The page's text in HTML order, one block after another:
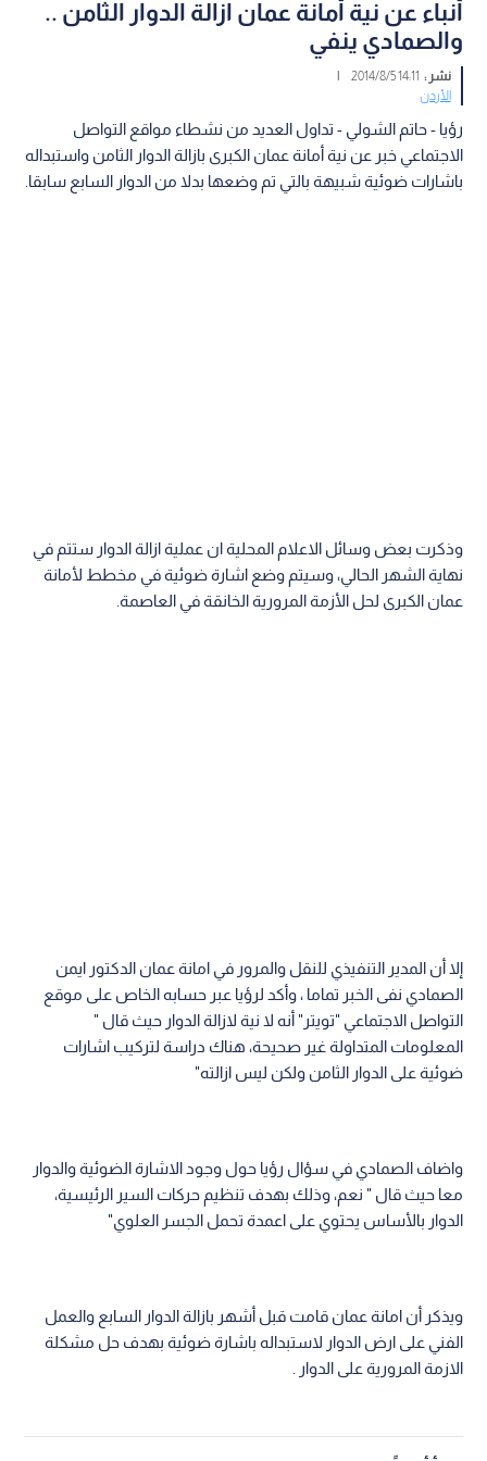
أنباء عن نية أمانة عمان ازالة الدوار الثامن ..
والصمادي ينفي
نشر : 14:11 2014/8/5
|
الأردن
رؤيا - حاتم الشولي - تداول العديد من نشطاء مواقع التواصل
الاجتماعي خبر عن نية أمانة عمان الكبرى بازالة الدوار الثامن واستبداله
باشارات ضوئية شبيهة بالتي تم وضعها بدلا من الدوار السابع سابقا.
وذكرت بعض وسائل الاعلام المحلية ان عملية ازالة الدوار ستتم في
نهاية الشهر الحالي، وسيتم وضع اشارة ضوئية في مخطط لأمانة
عمان الكبرى لحل الأزمة المرورية الخانقة في العاصمة.
إلا أن المدير التنفيذي للنقل والمرور في امانة عمان الدكتور ايمن
الصمادي نفى الخبر تماما ، وأكد لرؤيا عبر حسابه الخاص على موقع
التواصل الاجتماعي "تويتر" أنه لا نية لازالة الدوار حيث قال "
المعلومات المتداولة غير صحيحة، هناك دراسة لتركيب اشارات
ضوئية على الدوار الثامن ولكن ليس ازالته"
واضاف الصمادي في سؤال رؤيا حول وجود الاشارة الضوئية والدوار
معا حيث قال " نعم، وذلك بهدف تنظيم حركات السير الرئيسية،
الدوار بالأساس يحتوي على اعمدة تحمل الجسر العلوي"
ويذكر أن امانة عمان قامت قبل أشهر بازالة الدوار السابع والعمل
الفني على ارض الدوار لاستبداله باشارة ضوئية بهدف حل مشكلة
الازمة المرورية على الدوار .